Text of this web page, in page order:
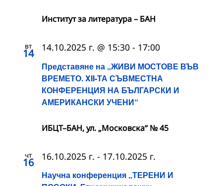
Институт за литература – БАН
вт
14
Представяне на „ЖИВИ МОСТОВЕ ВЪВ
ВРЕМЕТО. XII-ТА СЪВМЕСТНА
КОНФЕРЕНЦИЯ НА БЪЛГАРСКИ И
АМЕРИКАНСКИ УЧЕНИ“
14.10.2025 г. @ 15:30 - 17:00
ИБЦТ–БАН, ул. „Московска“ № 45
чт
16
Научна конференция „ТЕРЕНИ И
16.10.2025 г. - 17.10.2025 г.